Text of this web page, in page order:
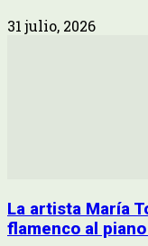
31 julio, 2026
La artista María
flamenco al